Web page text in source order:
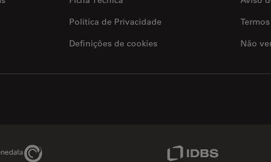
Política de Privacidade
Não
Definições de cookies
Genedata Link